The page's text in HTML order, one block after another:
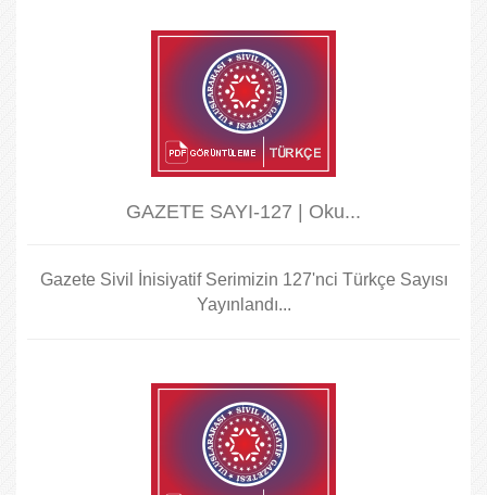
GAZETE SAYI-127 | Oku...
Gazete Sivil İnisiyatif Serimizin 127'nci Türkçe Sayısı
Yayınlandı...